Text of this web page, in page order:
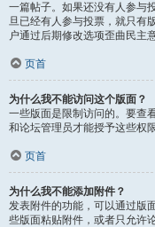
一篇帖子。如果还没有人参与
旦已经有人参与投票，就只有
户通过后期修改选项歪曲民主意
页首
为什么我不能访问这个版面？
一些版面是限制访问的。要查
和论坛管理员才能授予这些权
页首
为什么我不能添加附件？
发表附件的功能，可以通过版
些版面粘贴附件，或者只允许